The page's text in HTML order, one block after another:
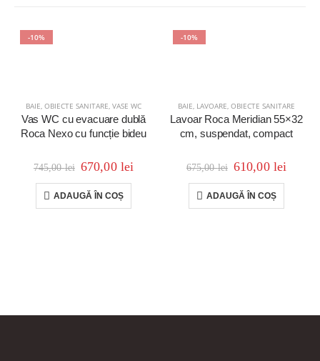
-10%
BAIE OBIECTE SANITARE VASE WC
Vas WC cu evacuare dublă
Roca Nexo cu funcție bideu
745,00lei 670,00 lei
ADAUGĂ ÎN COȘ
-10%
BAIE LAVOARE OBIECTE SANITARE
Lavoar Roca Meridian 55×32
cm, suspendat, compact
675,00lei 610,00 lei
ADAUGĂ ÎN COȘ